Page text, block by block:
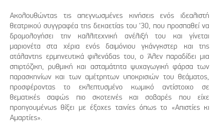
Ακολουθώντας τις απεγνωσμένες κινήσεις ενός ιδεαλιστή
θεατρικού συγγραφέα της δεκαετίας του ‘30, που προσπαθεί να
δρομολογήσει την καλλιτεχνική ανέλιξή του και γίνεται
μαριονέτα στα χέρια ενός δαιμόνιου γκάνγκστερ και της
ατάλαντης ερμηνευτικά φιλενάδας του, ο Άλεν παραδίδει μια
σπιρτόζικη, ρυθμική και ασταμάτητα ψυχαγωγική φάρσα των
παρασκηνίων και των αμέτρητων υποκρισιών του θεάματος,
προσφέροντας το εκλεπτυσμένο κωμικό αντίστοιχο σε
θεματικές σαφώς πιο σκοτεινές και σοβαρές που είχε
προηγουμένως θίξει με έξοχες ταινίες όπως το «Απιστίες κι
Αμαρτίες».